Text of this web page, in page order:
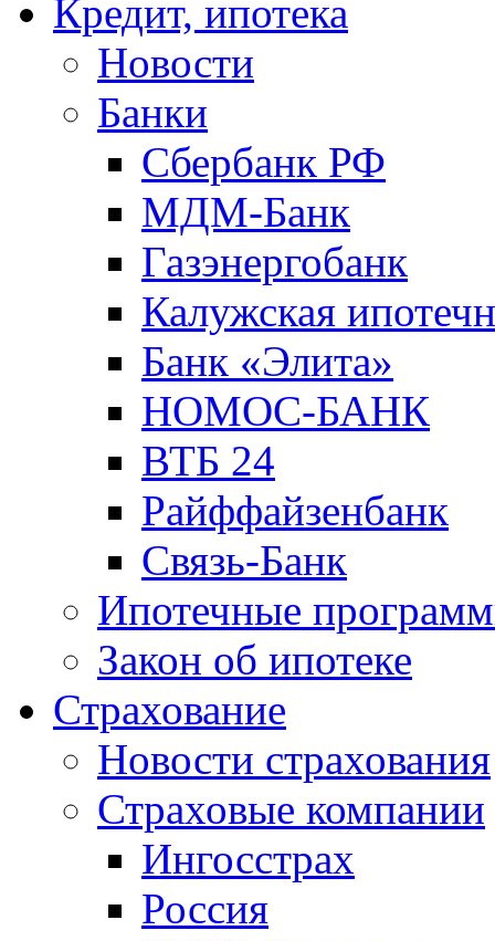
Кредит, ипотека
Новости
Банки
Сбербанк РФ
МДМ-Банк
Газэнергобанк
Калужская
Банк «Элита»
НОМОС-БАНК
ВТБ 24
Райффайзенбанк
Связь-Банк
Ипотечные
Закон об ипотеке
Страхование
Новости страхования
Страховые компании
Ингосстрах
Россия